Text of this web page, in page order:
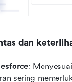
dan
sering